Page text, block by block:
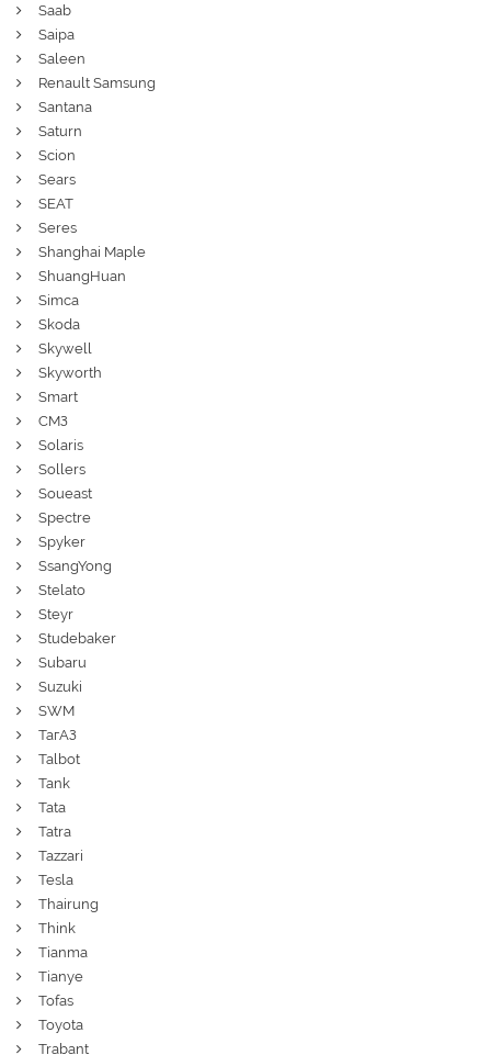
Saab
Saipa
Saleen
Renault Samsung
Santana
Saturn
Scion
Sears
SEAT
Seres
Shanghai Maple
ShuangHuan
Simca
Skoda
Skywell
Skyworth
Smart
СМЗ
Solaris
Sollers
Soueast
Spectre
Spyker
SsangYong
Stelato
Steyr
Studebaker
Subaru
Suzuki
SWM
ТагАЗ
Talbot
Tank
Tata
Tatra
Tazzari
Tesla
Thairung
Think
Tianma
Tianye
Tofas
Toyota
Trabant